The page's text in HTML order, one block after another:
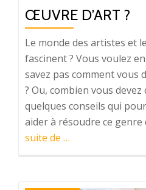
ŒUVRE D’ART ?
Le monde des artistes et
fascinent ? Vous voulez
savez pas comment vous
? Ou, combien vous devez
quelques conseils qui
aider à résoudre ce genre
suite de à
…